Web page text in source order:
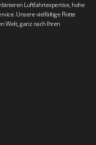
Luftfahrtexpertise, hohe
Unsere vielfältige Flotte
Welt, ganz nach Ihren